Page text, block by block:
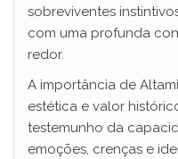
sobreviventes
com uma profunda
redor.
A importância de
estética e valor
testemunho da
emoções, crenças e